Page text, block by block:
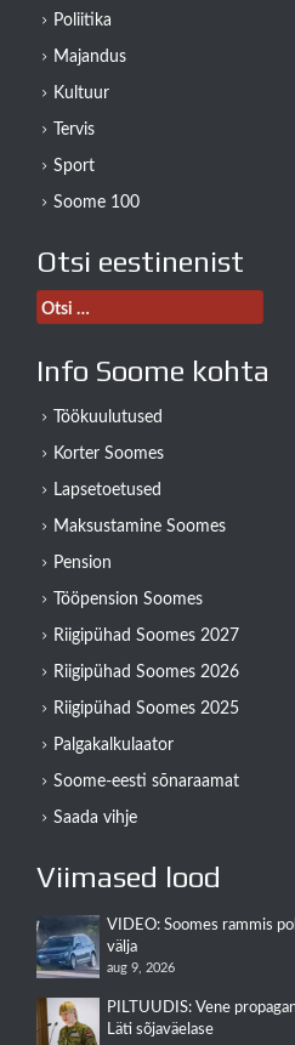
Poliitika
Majandus
Kultuur
Tervis
Sport
Soome 100
Otsi eestinenist
Otsi:
Info Soome kohta
Töökuulutused
Korter Soomes
Lapsetoetused
Maksustamine Soomes
Pension
Tööpension Soomes
Riigipühad Soomes 2027
Riigipühad Soomes 2026
Riigipühad Soomes 2025
Palgakalkulaator
Soome-eesti sõnaraamat
Saada vihje
Viimased lood
VIDEO: Soomes rammis
välja
aug 9, 2026
PILTUUDIS: Vene
Läti sõjaväelase